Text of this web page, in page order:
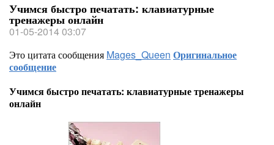
Учимся быстро печатать: клавиатурные
тренажеры онлайн
01-05-2014 03:07
Это цитата сообщения Mages_Queen Оригинальное
сообщение
Учимся быстро печатать: клавиатурные тренажеры
онлайн